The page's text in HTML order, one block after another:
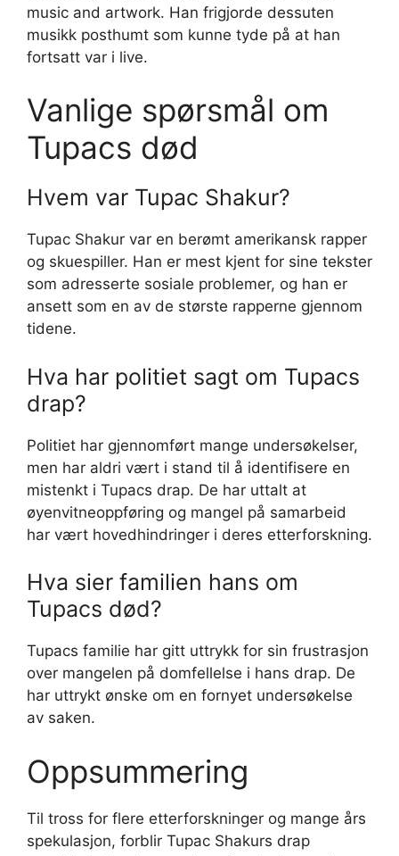
music and artwork. Han frigjorde dessuten
musikk posthumt som kunne tyde på at han
fortsatt var i live.
Vanlige spørsmål om
Tupacs død
Hvem var Tupac Shakur?
Tupac Shakur var en berømt amerikansk rapper
og skuespiller. Han er mest kjent for sine tekster
som adresserte sosiale problemer, og han er
ansett som en av de største rapperne gjennom
tidene.
Hva har politiet sagt om Tupacs
drap?
Politiet har gjennomført mange undersøkelser,
men har aldri vært i stand til å identifisere en
mistenkt i Tupacs drap. De har uttalt at
øyenvitneoppføring og mangel på samarbeid
har vært hovedhindringer i deres etterforskning.
Hva sier familien hans om
Tupacs død?
Tupacs familie har gitt uttrykk for sin frustrasjon
over mangelen på domfellelse i hans drap. De
har uttrykt ønske om en fornyet undersøkelse
av saken.
Oppsummering
Til tross for flere etterforskninger og mange års
spekulasjon, forblir Tupac Shakurs drap